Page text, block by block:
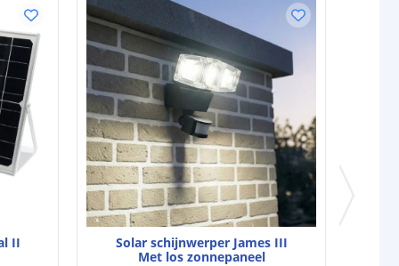
II
Solar schijnwerper James III
Met los zonnepaneel